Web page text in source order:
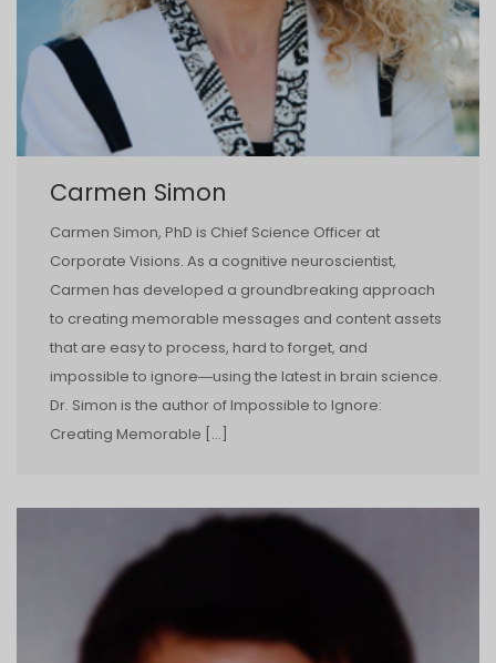
Carmen Simon
Carmen Simon, PhD is Chief Science Officer at
Corporate Visions. As a cognitive neuroscientist,
Carmen has developed a groundbreaking approach
to creating memorable messages and content assets
that are easy to process, hard to forget, and
impossible to ignore―using the latest in brain science.
Dr. Simon is the author of Impossible to Ignore:
Creating Memorable […]